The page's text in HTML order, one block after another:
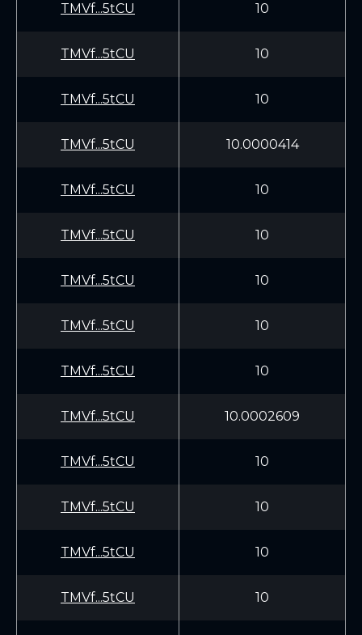
TMVf...5tCU 10
TMVf...5tCU 10
TMVf...5tCU 10
TMVf...5tCU 10.0000414
TMVf...5tCU 10
TMVf...5tCU 10
TMVf...5tCU 10
TMVf...5tCU 10
TMVf...5tCU 10
TMVf...5tCU 10.0002609
TMVf...5tCU 10
TMVf...5tCU 10
TMVf...5tCU 10
TMVf...5tCU 10